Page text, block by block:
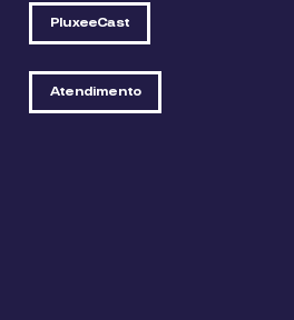
PluxeeCast
Atendimento